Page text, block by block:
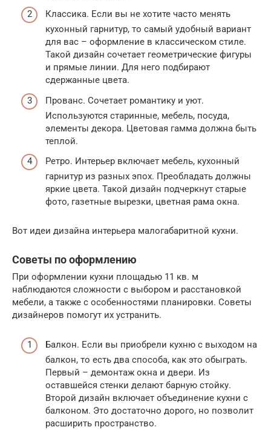
Классика. Если вы не хотите часто менять
кухонный гарнитур, то самый удобный вариант
для вас – оформление в классическом стиле.
Такой дизайн сочетает геометрические фигуры
и прямые линии. Для него подбирают
сдержанные цвета.
Прованс. Сочетает романтику и уют.
Используются старинные, мебель, посуда,
элементы декора. Цветовая гамма должна быть
теплой.
Ретро. Интерьер включает мебель, кухонный
гарнитур из разных эпох. Преобладать должны
яркие цвета. Такой дизайн подчеркнут старые
фото, газетные вырезки, цветная рама окна.
Вот идеи дизайна интерьера малогабаритной кухни.
Советы по оформлению
При оформлении кухни площадью 11 кв. м
наблюдаются сложности с выбором и расстановкой
мебели, а также с особенностями планировки. Советы
дизайнеров помогут их устранить.
Балкон. Если вы приобрели кухню с выходом на
балкон, то есть два способа, как это обыграть.
Первый – демонтаж окна и двери. Из
оставшейся стенки делают барную стойку.
Второй дизайн включает объединение кухни с
балконом. Это достаточно дорого, но позволит
расширить пространство.